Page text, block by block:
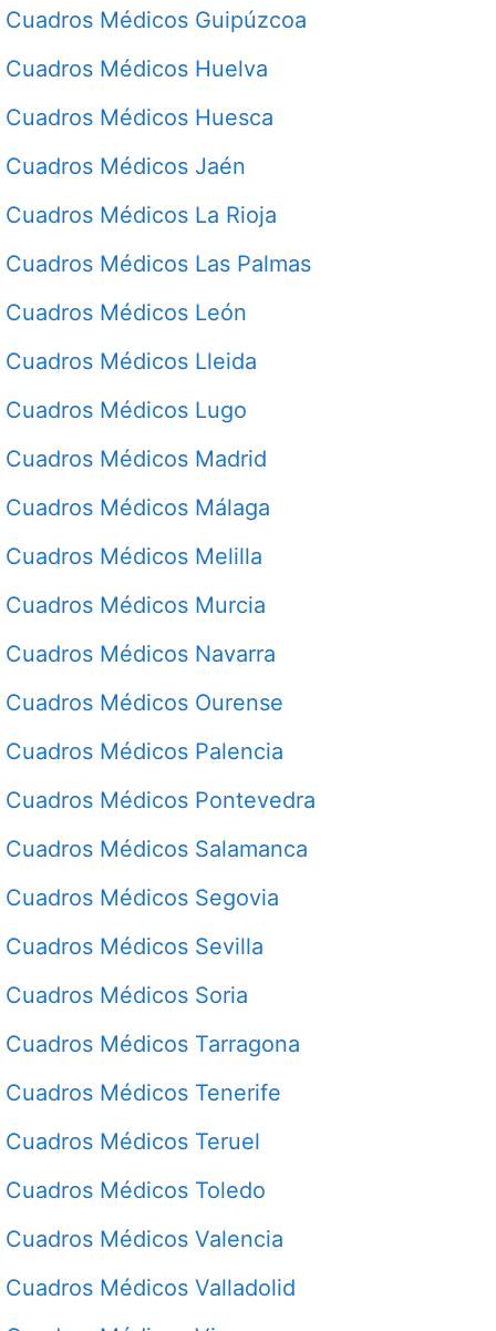
Cuadros Médicos Guipúzcoa
Cuadros Médicos Huelva
Cuadros Médicos Huesca
Cuadros Médicos Jaén
Cuadros Médicos La Rioja
Cuadros Médicos Las Palmas
Cuadros Médicos León
Cuadros Médicos Lleida
Cuadros Médicos Lugo
Cuadros Médicos Madrid
Cuadros Médicos Málaga
Cuadros Médicos Melilla
Cuadros Médicos Murcia
Cuadros Médicos Navarra
Cuadros Médicos Ourense
Cuadros Médicos Palencia
Cuadros Médicos Pontevedra
Cuadros Médicos Salamanca
Cuadros Médicos Segovia
Cuadros Médicos Sevilla
Cuadros Médicos Soria
Cuadros Médicos Tarragona
Cuadros Médicos Tenerife
Cuadros Médicos Teruel
Cuadros Médicos Toledo
Cuadros Médicos Valencia
Cuadros Médicos Valladolid